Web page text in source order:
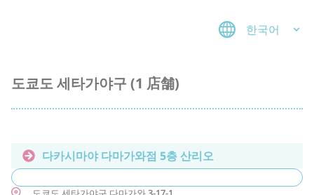
한국어
도쿄도 세타가야구 (1 店舗)
다카시마야 다마가와점 5층 산리오